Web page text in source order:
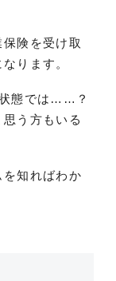
険を受け取
なります。
状態では……？
う方もいる
知ればわか